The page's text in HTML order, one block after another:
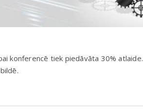
konferencē tiek piedāvāta 30%